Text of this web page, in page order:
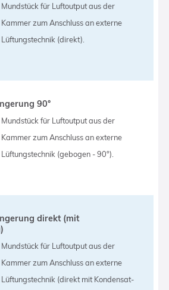
Mundstück für Luftoutput aus der
Kammer zum Anschluss an externe
Lüftungstechnik (direkt).
90°
Mundstück für Luftoutput aus der
Kammer zum Anschluss an externe
Lüftungstechnik (gebogen - 90°).
direkt (mit
Mundstück für Luftoutput aus der
Kammer zum Anschluss an externe
Lüftungstechnik (direkt mit Kondensat-